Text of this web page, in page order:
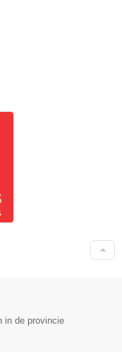
in de provincie